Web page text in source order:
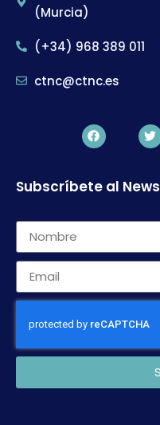
(Murcia)
(+34) 968 389 011
ctnc@ctnc.es
Subscríbete al